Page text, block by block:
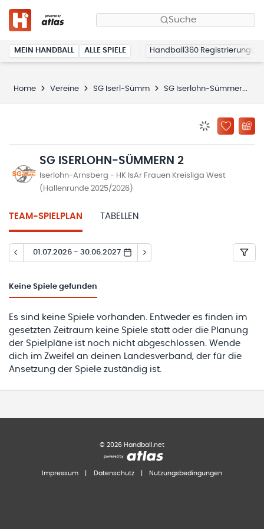
Suche
MEIN HANDBALL ALLE SPIELE Handball360 Registrierung
Home Vereine SG Iserl-Sümm SG Iserlohn-Sümmern 2
ZU
SG ISERLOHN-SÜMMERN 2
Iserlohn-Arnsberg - HK IsAr Frauen Kreisliga West
(Hallenrunde 2025/2026)
TEAM-SPIELPLAN TABELLEN
01.07.2026 - 30.06.2027
Keine Spiele gefunden
Es sind keine Spiele vorhanden. Entweder es finden im
gesetzten Zeitraum keine Spiele statt oder die Planung
der Spielpläne ist noch nicht abgeschlossen. Wende
dich im Zweifel an deinen Landesverband, der für die
Ansetzung der Spiele zuständig ist.
© 2026 Handball.net
Impressum Datenschutz Nutzungsbedingungen